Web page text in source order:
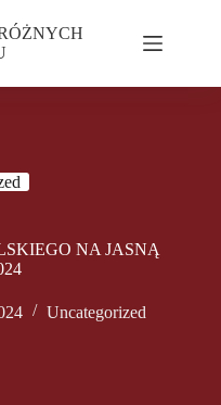
NA JASNĄ
Uncategorized